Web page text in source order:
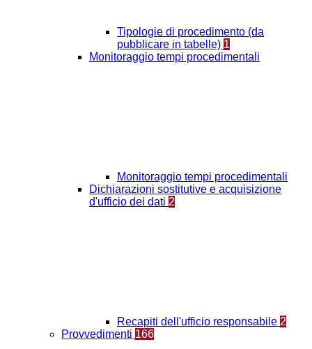
Tipologie di procedimento (da
pubblicare in tabelle) 1
Monitoraggio tempi procedimentali
Monitoraggio tempi procedimentali
Dichiarazioni sostitutive e acquisizione
d'ufficio dei dati 2
Recapiti dell'ufficio responsabile 2
Provvedimenti 166